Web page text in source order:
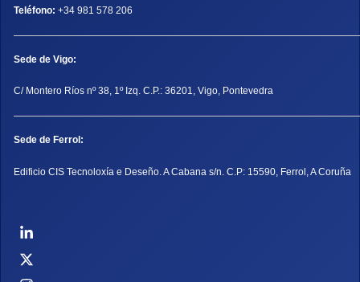
Teléfono: +34 981 578 206
Sede de Vigo:
C/ Montero Ríos nº 38, 1º Izq. C.P.: 36201, Vigo, Pontevedra
Sede de Ferrol:
Edificio CIS Tecnoloxía e Deseño. A Cabana s/n. C.P: 15590, Ferrol, A Coruña